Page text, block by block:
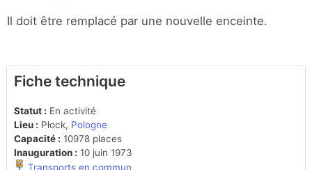
Il doit être remplacé par une nouvelle enceinte.
Fiche technique
Statut : En activité
Lieu : Płock, Pologne
Capacité : 10978 places
Inauguration : 10 juin 1973
Transports en commun